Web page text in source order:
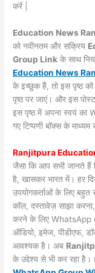
करें |
Education News
को नवीनतम और सक्रिय
Group Link के साथ
Education News
के इच्छुक हैं, तो इस पृष्ठ को
पृष्ठ पर जाएं। और इस
इस पृष्ठ में अपना स्वयं का
गए टिप्पणी बॉक्स के
Ranjitpura
जैसा कि आप सभी जानते हैं
है, खासकर भारत में। हर
उपयोगकर्ताओं के लिए बहुत
कॉल, दस्तावेज़ साझा
करने के लिए WhatsApp
ऑडियो, इमेज, पीडीएफ,
आवश्यक है। अब
के उद्देश्य से भी कर रहा